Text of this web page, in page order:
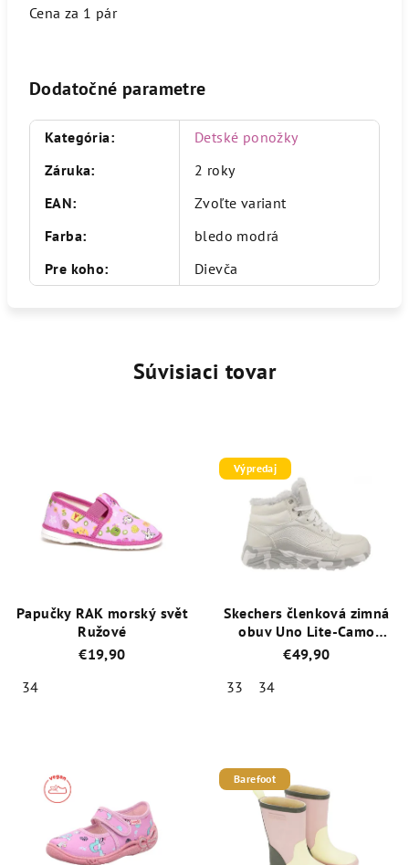
Cena za 1 pár
Dodatočné parametre
Kategória:
Detské ponožky
Záruka:
2 roky
EAN:
Zvoľte variant
Farba:
bledo modrá
Pre koho: Dievča
Súvisiaci tovar
Papučky RAK morský svět
Ružové
€19,90
34
z
5
hviezdičiek.
Výpredaj
Skechers členková zimná
obuv Uno Lite-Camo
Dazzle 310485L/SLGY
€49,90
33
34
5,0
z
hviezdičiek.
Barefoot